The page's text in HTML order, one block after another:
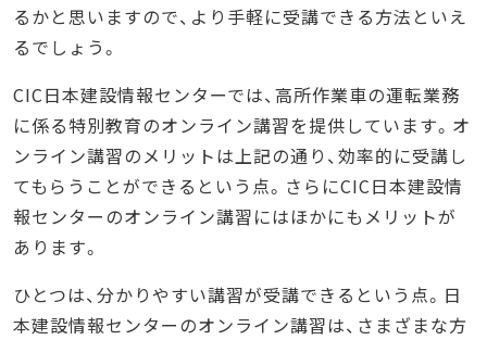
るかと思いますので、より手軽に受講できる方法といえ
るでしょう。
CIC日本建設情報センターでは、高所作業車の運転業務
に係る特別教育のオンライン講習を提供しています。オ
ンライン講習のメリットは上記の通り、効率的に受講し
てもらうことができるという点。さらにCIC日本建設情
報センターのオンライン講習にはほかにもメリットが
あります。
ひとつは、分かりやすい講習が受講できるという点。日
本建設情報センターのオンライン講習は、さまざまな方